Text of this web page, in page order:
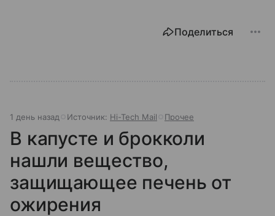
Поделиться
1 день назад Источник: Hi-Tech Mail Прочее
В капусте и брокколи
нашли вещество,
защищающее печень от
ожирения